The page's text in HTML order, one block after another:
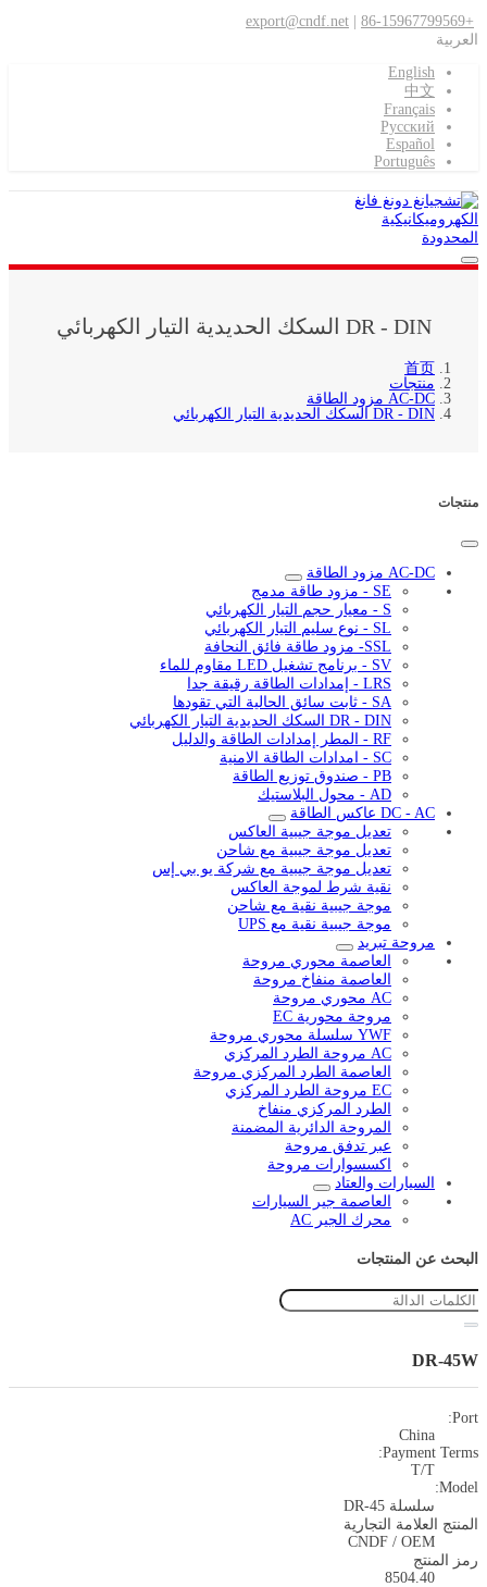
+86-15967799569
export@cndf.net
العربية
English
中文
Français
Pусский
Español
Português
DR - DIN السكك الحديدية التيار الكهربائي
首页
منتجات
AC-DC مزود الطاقة
DR - DIN السكك الحديدية التيار الكهربائي
منتجات
AC-DC مزود الطاقة
SE - مزود طاقة مدمج
S - معيار حجم التيار الكهربائي
SL - نوع سليم التيار الكهربائي
SSL- مزود طاقة فائق النحافة
SV - برنامج تشغيل LED مقاوم للماء
LRS - إمدادات الطاقة رقيقة جدا
SA - ثابت سائق الحالية التي تقودها
DR - DIN السكك الحديدية التيار الكهربائي
RF - المطر إمدادات الطاقة والدليل
SC - امدادات الطاقة الامنية
PB - صندوق توزيع الطاقة
AD - محول البلاستيك
DC - AC عاكس الطاقة
تعديل موجة جيبية العاكس
تعديل موجة جيبية مع شاحن
تعديل موجة جيبية مع شركة يو بي إس
نقية شرط لموجة العاكس
موجة جيبية نقية مع شاحن
موجة جيبية نقية مع UPS
مروحة تبريد
العاصمة محوري مروحة
العاصمة منفاخ مروحة
AC محوري مروحة
مروحة محورية EC
YWF سلسلة محوري مروحة
AC مروحة الطرد المركزي
العاصمة الطرد المركزي مروحة
EC مروحة الطرد المركزي
الطرد المركزي منفاخ
المروحة الدائرية المضمنة
عبر تدفق مروحة
اكسسوارات مروحة
السيارات والعتاد
العاصمة جير السيارات
محرك الجير AC
البحث عن المنتجات
DR-45W
Port:
China
Payment Terms:
T/T
Model:
سلسلة DR-45
المنتج العلامة التجارية
CNDF / OEM
رمز المنتج
8504.40